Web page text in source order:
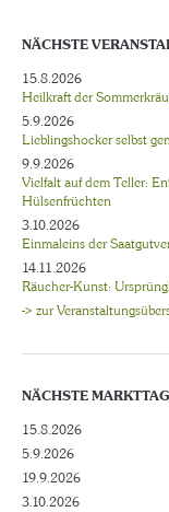
NÄCHSTE
15.8.2026
Heilkraft der
5.9.2026
Lieblingshocker selbst
9.9.2026
Vielfalt auf dem Teller:
Hülsenfrüchten
3.10.2026
Einmaleins der
14.11.2026
Räucher-Kunst:
-> zur
NÄCHSTE
15.8.2026
5.9.2026
19.9.2026
3.10.2026